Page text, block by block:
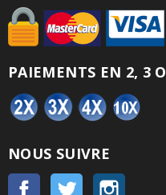
PAIEMENTS EN 2, 3
NOUS SUIVRE
Facebook Twitter